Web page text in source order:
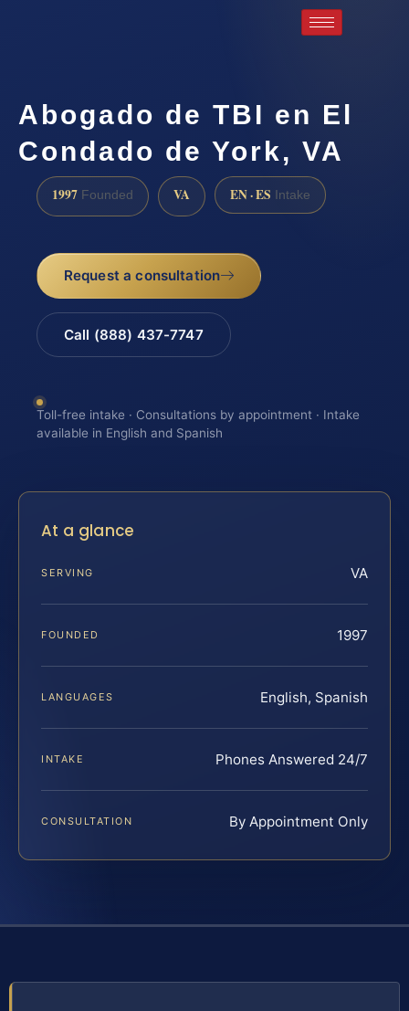
Abogado de TBI en El
Condado de York, VA
1997 Founded VA EN · ES Intake
Request a consultation
Call (888) 437-7747
Toll-free intake · Consultations by appointment · Intake
available in English and Spanish
At a glance
SERVING VA
FOUNDED 1997
LANGUAGES English, Spanish
INTAKE Phones Answered 24/7
CONSULTATION By Appointment Only